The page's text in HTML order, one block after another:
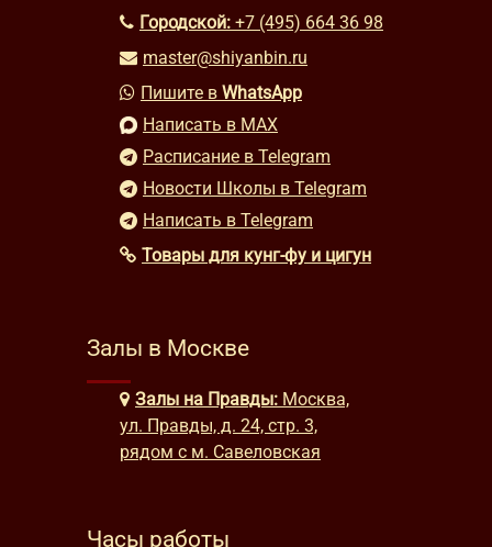
Городской: +7 (495) 664 36 98
master@shiyanbin.ru
Пишите в WhatsApp
Написать в MAX
Расписание в Telegram
Новости Школы в Telegram
Написать в Telegram
Товары для кунг-фу и цигун
Залы в Москве
Залы на Правды: Москва,
ул. Правды, д. 24, стр. 3,
рядом с м. Савеловская
Часы работы